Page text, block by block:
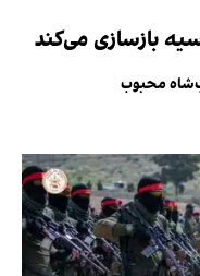
بازسازی می‌کند
محبوب